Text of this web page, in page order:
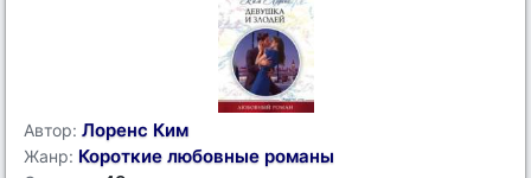
Автор: Лоренс Ким
Жанр: Короткие любовные романы